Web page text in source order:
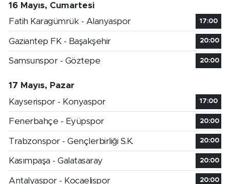
16 Mayıs, Cumartesi
Fatih Karagümrük - Alanyaspor
17:00
Gaziantep FK - Başakşehir 20:00
Samsunspor - Göztepe 20:00
17 Mayıs, Pazar
Kayserispor - Konyaspor
17:00
Fenerbahçe - Eyüpspor 20:00
Trabzonspor - Gençlerbirliği S.K. 20:00
Kasımpaşa - Galatasaray 20:00
Antalyaspor - Kocaelispor 20:00